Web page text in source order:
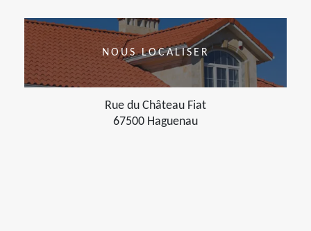
NOUS LOCALISER
Rue du Château Fiat
67500 Haguenau